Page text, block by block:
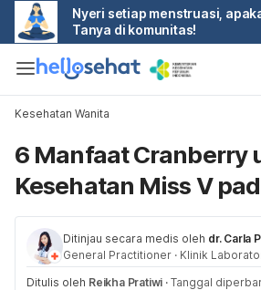
Nyeri setiap menstruasi,
Tanya di komunitas!
Kesehatan Wanita
6 Manfaat Cranberry
Kesehatan Miss V
Ditinjau secara medis oleh dr. Carla
General Practitioner · Klinik
Ditulis oleh Reikha Pratiwi · Tanggal